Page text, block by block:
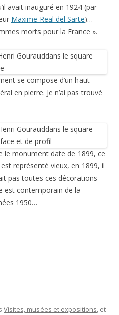
avait inauguré en 1924 (par
Maxime Real del Sarte)…
morts pour la France ».
se compose d’un haut
en pierre. Je n’ai pas trouvé
le monument date de 1899, ce
représenté vieux, en 1899, il
pas toutes ces décorations
est contemporain de la
1950…
Visites, musées et expositions, et